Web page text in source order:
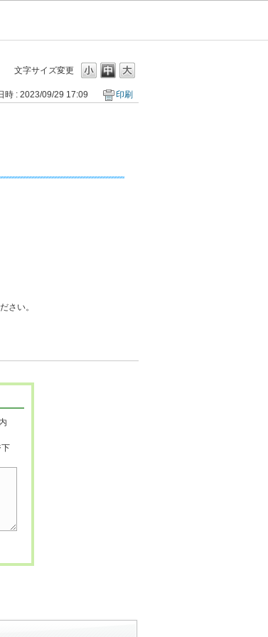
文字サイズ変更
時 : 2023/09/29 17:09 印刷
さい。